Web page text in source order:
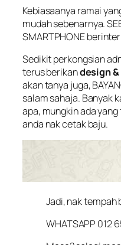
Kebiasaanya ramai
mudah sebenarnya.
SMARTPHONE
Sedikit perkongsian
terus berikandesign
akan tanya juga,
salam sahaja. Banyak
apa, mungkin ada
anda nak cetak baju.
Jadi, nak tempah
WHATSAPP 012